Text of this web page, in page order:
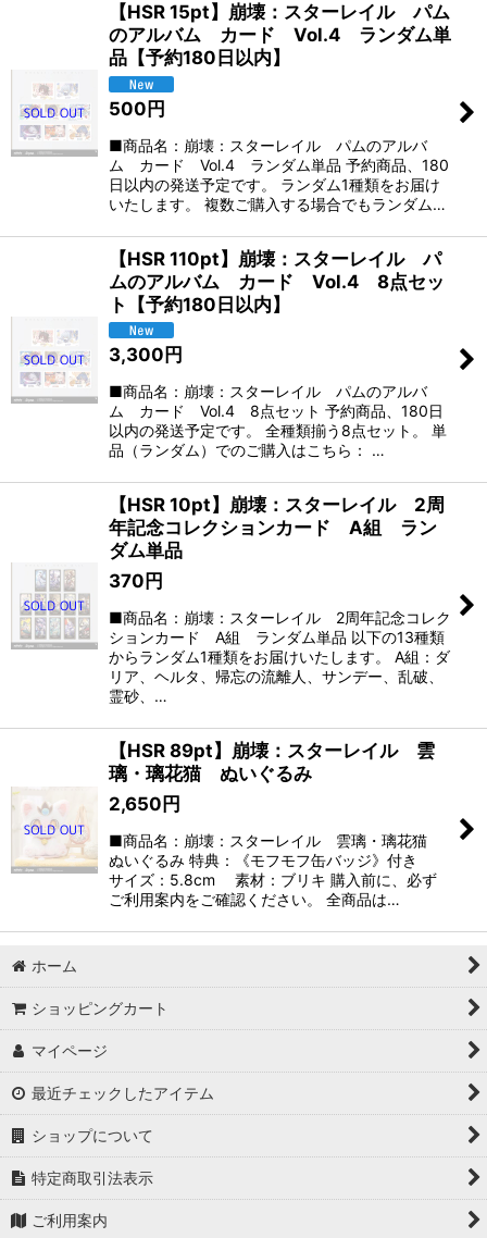
【HSR 15pt】崩壊：スターレイル パム
のアルバム カード Vol.4 ランダム単
品【予約180日以内】
500円
■商品名：崩壊：スターレイル パムのアルバ
ム カード Vol.4 ランダム単品 予約商品、180
日以内の発送予定です。 ランダム1種類をお届け
いたします。 複数ご購入する場合でもランダム…
【HSR 110pt】崩壊：スターレイル パ
ムのアルバム カード Vol.4 8点セッ
ト【予約180日以内】
3,300 円
■商品名：崩壊：スターレイル パムのアルバ
ム カード Vol.4 8点セット 予約商品、180日
以内の発送予定です。 全種類揃う8点セット。 単
品（ランダム）でのご購入はこちら： …
【HSR 10pt】崩壊：スターレイル 2周
年記念コレクションカード A組 ラン
ダム単品
370 円
■商品名：崩壊：スターレイル 2周年記念コレク
ションカード A組 ランダム単品 以下の13種類
からランダム1種類をお届けいたします。 A組：ダ
リア、ヘルタ、帰忘の流離人、サンデー、乱破、
霊砂、…
【HSR 89pt】崩壊：スターレイル 雲
璃・璃花猫 ぬいぐるみ
2,650 円
■商品名：崩壊：スターレイル 雲璃・璃花猫
ぬいぐるみ 特典：《モフモフ缶バッジ》付き
サイズ：5.8cm 素材：ブリキ 購入前に、必ず
ご利用案内をご確認ください。 全商品は…
ホーム
ショッピングカート
マイページ
最近チェックしたアイテム
ショップについて
特定商取引法表示
ご利用案内